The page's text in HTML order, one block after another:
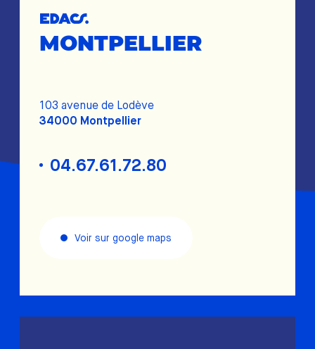
MONTPELLIER
103 avenue de Lodève
34000 Montpellier
04.67.61.72.80
Voir sur google maps